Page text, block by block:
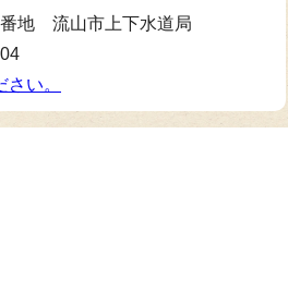
地 流山市上下水道局
い。